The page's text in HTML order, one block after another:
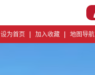
设为首页 | 加入收藏 | 地图导航